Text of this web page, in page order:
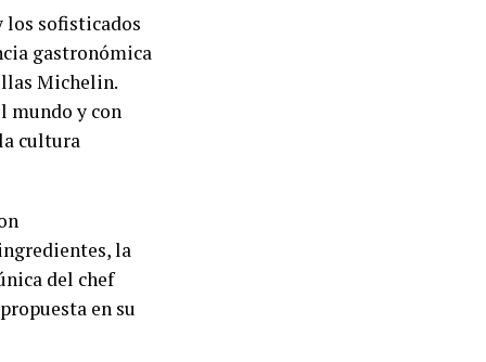
los sofisticados
gastronómica
Michelin.
mundo y con
cultura
la
del chef
en su